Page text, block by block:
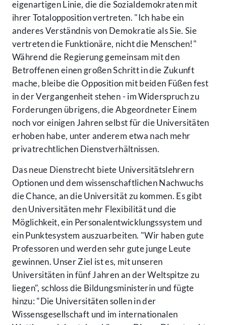
eigenartigen Linie, die die Sozialdemokraten mit
ihrer Totalopposition vertreten. "Ich habe ein
anderes Verständnis von Demokratie als Sie. Sie
vertreten die Funktionäre, nicht die Menschen!"
Während die Regierung gemeinsam mit den
Betroffenen einen großen Schritt in die Zukunft
mache, bleibe die Opposition mit beiden Füßen fest
in der Vergangenheit stehen - im Widerspruch zu
Forderungen übrigens, die Abgeordneter Einem
noch vor einigen Jahren selbst für die Universitäten
erhoben habe, unter anderem etwa nach mehr
privatrechtlichen Dienstverhältnissen.
Das neue Dienstrecht biete Universitätslehrern
Optionen und dem wissenschaftlichen Nachwuchs
die Chance, an die Universität zu kommen. Es gibt
den Universitäten mehr Flexibilität und die
Möglichkeit, ein Personalentwicklungssystem und
ein Punktesystem auszuarbeiten. "Wir haben gute
Professoren und werden sehr gute junge Leute
gewinnen. Unser Ziel ist es, mit unseren
Universitäten in fünf Jahren an der Weltspitze zu
liegen", schloss die Bildungsministerin und fügte
hinzu: "Die Universitäten sollen in der
Wissensgesellschaft und im internationalen